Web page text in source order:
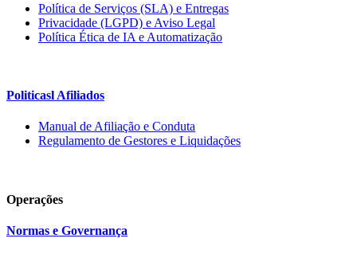
Política de Serviços (SLA) e Entregas
Privacidade (LGPD) e Aviso Legal
Política Ética de IA e Automatização
Politicasl Afiliados
Manual de Afiliação e Conduta
Regulamento de Gestores e Liquidações
Operações
Normas e Governança